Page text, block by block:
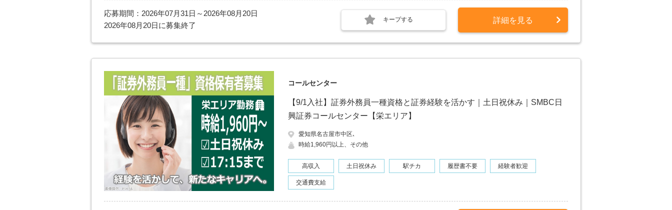
応募期間：2026年07月31日～2026年08月20日
2026年08月20日に募集終了
キープする 詳細を見る
コールセンター
【9/1入社】証券外務員一種資格と証券経験を活かす｜土日祝休み｜SMBC日
興証券コールセンター【栄エリア】
愛知県名古屋市中区､
時給1,960円以上、その他
高収入 土日祝休み 駅チカ 履歴書不要 経験者歓迎
交通費支給